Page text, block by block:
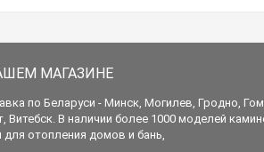
МАГАЗИНЕ
по Беларуси - Минск, Могилев, Гродно,
Витебск. В наличии более 1000 моделей
для отопления домов и бань,